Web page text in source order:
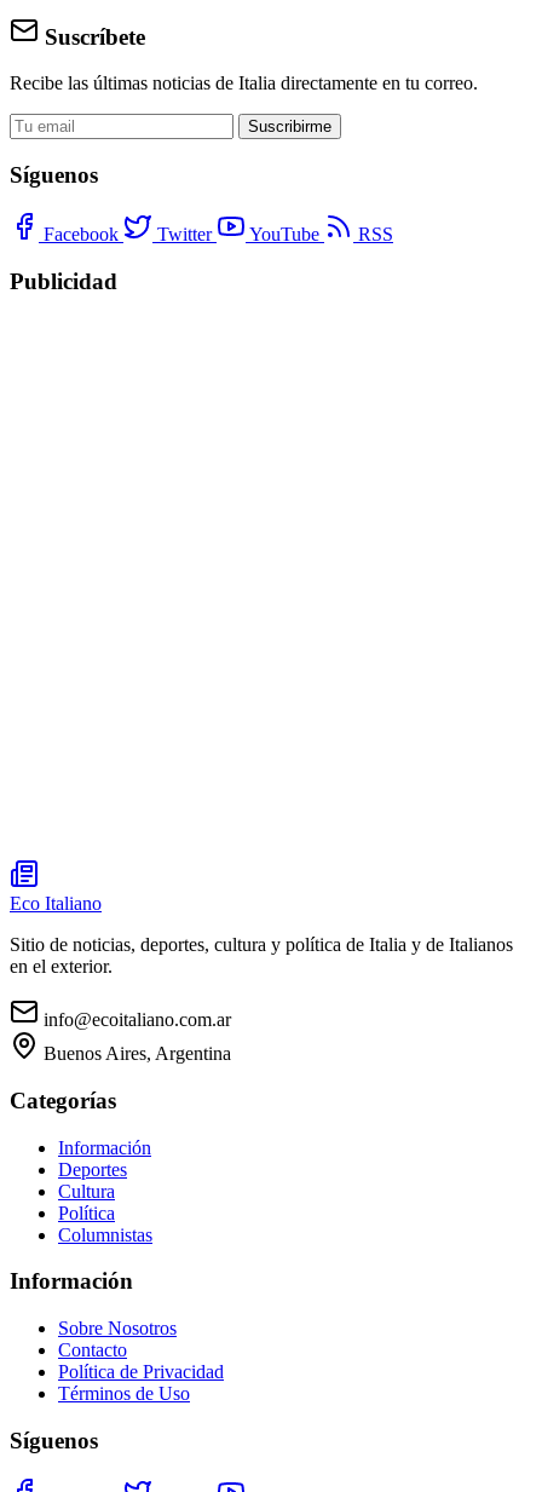
Suscríbete
Recibe las últimas noticias de Italia directamente en tu correo.
Suscribirme
Síguenos
Facebook Twitter YouTube RSS
Publicidad
Eco Italiano
Sitio de noticias, deportes, cultura y política de Italia y de Italianos
en el exterior.
info@ecoitaliano.com.ar
Buenos Aires, Argentina
Categorías
Información
Deportes
Cultura
Política
Columnistas
Información
Sobre Nosotros
Contacto
Política de Privacidad
Términos de Uso
Síguenos